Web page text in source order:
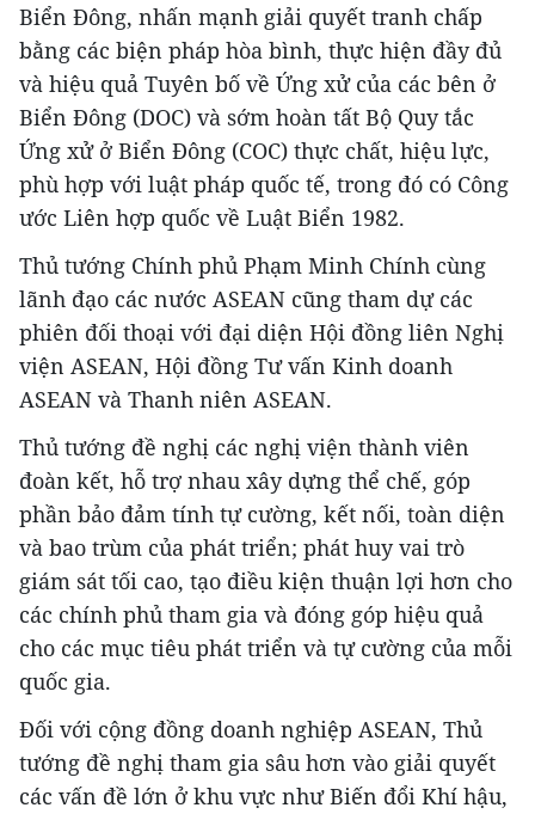
Biển Đông, nhấn mạnh giải quyết tranh chấp
bằng các biện pháp hòa bình, thực hiện đầy đủ
và hiệu quả Tuyên bố về Ứng xử của các bên ở
Biển Đông (DOC) và sớm hoàn tất Bộ Quy tắc
Ứng xử ở Biển Đông (COC) thực chất, hiệu lực,
phù hợp với luật pháp quốc tế, trong đó có Công
ước Liên hợp quốc về Luật Biển 1982.
Thủ tướng Chính phủ Phạm Minh Chính cùng
lãnh đạo các nước ASEAN cũng tham dự các
phiên đối thoại với đại diện Hội đồng liên Nghị
viện ASEAN, Hội đồng Tư vấn Kinh doanh
ASEAN và Thanh niên ASEAN.
Thủ tướng đề nghị các nghị viện thành viên
đoàn kết, hỗ trợ nhau xây dựng thể chế, góp
phần bảo đảm tính tự cường, kết nối, toàn diện
và bao trùm của phát triển; phát huy vai trò
giám sát tối cao, tạo điều kiện thuận lợi hơn cho
các chính phủ tham gia và đóng góp hiệu quả
cho các mục tiêu phát triển và tự cường của mỗi
quốc gia.
Đối với cộng đồng doanh nghiệp ASEAN, Thủ
tướng đề nghị tham gia sâu hơn vào giải quyết
các vấn đề lớn ở khu vực như Biến đổi Khí hậu,